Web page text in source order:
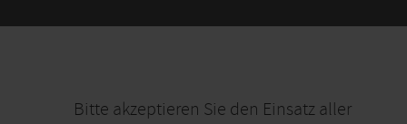
Bitte akzeptieren Sie den Einsatz aller